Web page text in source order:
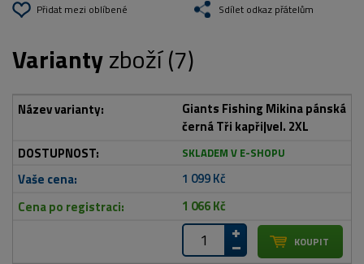
Přidat mezi oblíbené Sdílet odkaz přátelům
Variantyzboží (7)
Giants Fishing Mikina pánská
černá Tři kapři|vel. 2XL
SKLADEM V E-SHOPU
1 099 Kč
1 066 Kč